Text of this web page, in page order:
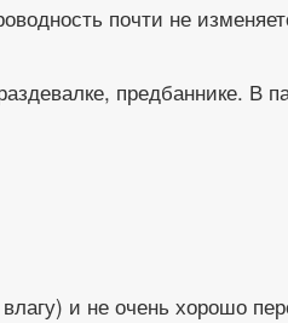
почти не
предбаннике. В
и не очень хорошо